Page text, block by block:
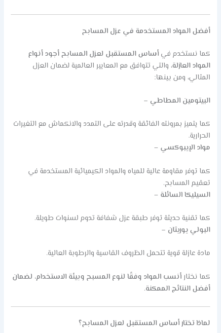
أفضل المواد المستخدمة في عزل المسابح
كما نستخدم فيأساس المستقبل لعزل المسابح أجود أنواع
المواد العازلة، والتي تتوافق مع المعايير العالمية لضمان العزل
المثالي، ومن بينها:
البيتومين المطاطي –
كما يتميز بمرونته الفائقة وقدرته على التمدد والانكماش مع التغيرات
الحرارية.
مواد الإيبوكسي –
كما توفر مقاومة عالية للمياه والمواد الكيميائية المستخدمة في
تعقيم المسابح.
السيليكا السائلة –
كما تقنية حديثة توفر طبقة عزل شفافة تدوم لسنوات طويلة.
البولي يوريثان –
مادة عازلة قوية تتحمل الظروف القاسية والرطوبة العالية.
كما نختارأنسب المواد وفقًا لنوع المسبح وبيئة الاستخدام، لضمان
أفضل النتائج الممكنة.
لماذا تختار أساس المستقبل لعزل المسابح؟